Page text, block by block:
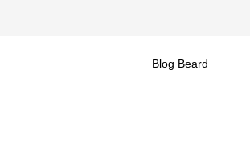
Blog Beard